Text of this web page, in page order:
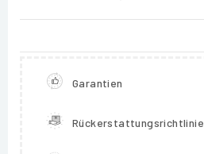
Garantien
Rückerstattungsrichtlinie